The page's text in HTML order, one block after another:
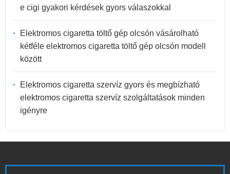
e cigi gyakori kérdések gyors válaszokkal
Elektromos cigaretta töltő gép olcsón vásárolható
kétféle elektromos cigaretta töltő gép olcsón modell
között
Elektromos cigaretta szervíz gyors és megbízható
elektromos cigaretta szervíz szolgáltatások minden
igényre